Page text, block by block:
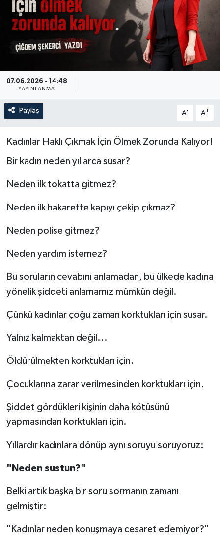
07.06.2026 - 14:48
YAYINLANMA
Paylaş A- A+
Kadınlar Haklı Çıkmak İçin Ölmek Zorunda Kalıyor!
Bir kadın neden yıllarca susar?
Neden ilk tokatta gitmez?
Neden ilk hakarette kapıyı çekip çıkmaz?
Neden polise gitmez?
Neden yardım istemez?
Bu soruların cevabını anlamadan, bu ülkede kadına
yönelik şiddeti anlamamız mümkün değil.
Çünkü kadınlar çoğu zaman korktukları için susar.
Yalnız kalmaktan değil...
Öldürülmekten korktukları için.
Çocuklarına zarar verilmesinden korktukları için.
Şiddet gördükleri kişinin daha kötüsünü
yapmasından korktukları için.
Yıllardır kadınlara dönüp aynı soruyu soruyoruz:
"Neden sustun?"
Belki artık başka bir soru sormanın zamanı
gelmiştir:
"Kadınlar neden konuşmaya cesaret edemiyor?"
Özel
Mesaj
Ulusal